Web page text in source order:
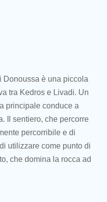
Donoussa è una piccola
tra Kedros e Livadi. Un
principale conduce a
Il sentiero, che percorre
percorribile e di
utilizzare come punto di
che domina la rocca ad